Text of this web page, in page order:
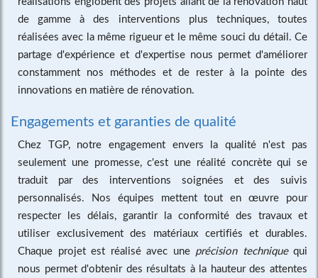
de gamme à des interventions plus techniques, toutes
réalisées avec la même rigueur et le même souci du détail. Ce
partage d'expérience et d'expertise nous permet d'améliorer
constamment nos méthodes et de rester à la pointe des
innovations en matière de rénovation.
Engagements et garanties de qualité
Chez TGP, notre engagement envers la qualité n'est pas
seulement une promesse, c'est une réalité concrète qui se
traduit par des interventions soignées et des suivis
personnalisés. Nos équipes mettent tout en œuvre pour
respecter les délais, garantir la conformité des travaux et
utiliser exclusivement des matériaux certifiés et durables.
Chaque projet est réalisé avec une précision techniquequi
nous permet d'obtenir des résultats à la hauteur des attentes